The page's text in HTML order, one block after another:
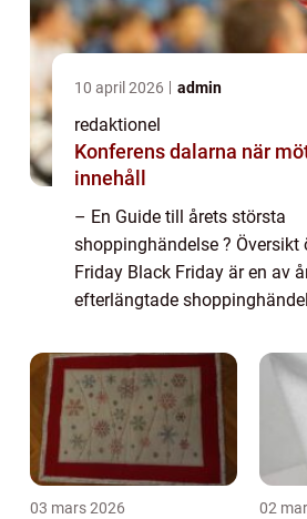
10 april 2026 admin
redaktionel
Konferens dalarna när möten får mer
innehåll
– En Guide till årets största
shoppinghändelse ? Översikt
Friday Black Friday är en av
efterlängtade
spridit sig till andra delar av
inklusive Sver...
03 mars 2026 02